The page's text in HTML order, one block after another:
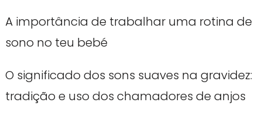
A importância de trabalhar uma rotina de
sono no teu bebé
O significado dos sons suaves na gravidez:
tradição e uso dos chamadores de anjos